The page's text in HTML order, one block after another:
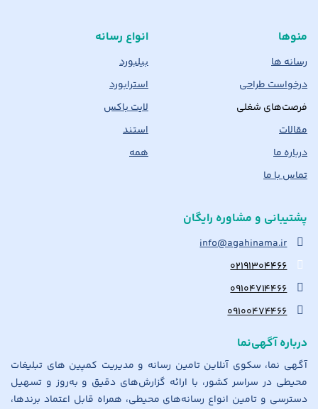
منوها
رسانه ها
درخواست طراحی
فرصت‌های شغلی
مقالات
درباره ما
تماس با ما
انواع رسانه
بیلبورد
استرابورد
لایت باکس
استند
همه
پشتیبانی و مشاوره رایگان
info@agahinama.ir
۰۲۱۹۱۳۰۴۴۶۶
۰۹۱۰۴۷۱۴۴۶۶
۰۹۱۰۰۴۷۴۴۶۶
درباره آگهی‌نما
آگهی نما، سکوی آنلاین تامین رسانه و مدیریت کمپین های تبلیغات
محیطی در سراسر کشور، با ارائه گزارش‌های دقیق و به‌روز و تسهیل
دسترسی و تامین انواع رسانه‌های محیطی، همراه قابل اعتماد برندها،